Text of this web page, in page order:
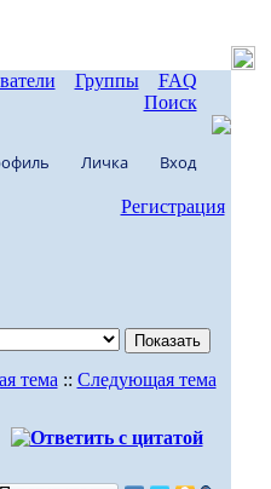
Группы
FAQ
Поиск
Личка Вход
Регистрация
тема :: Следующая тема